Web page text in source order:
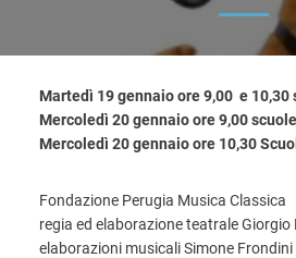
Martedì 19 gennaio ore 9,00 e
Mercoledì 20 gennaio ore 9,00
Mercoledì 20 gennaio ore 10,30
Fondazione Perugia
regia ed elaborazione teatrale Giorgio
elaborazioni musicali Simone